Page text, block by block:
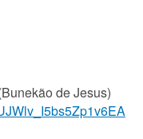
de Jesus)